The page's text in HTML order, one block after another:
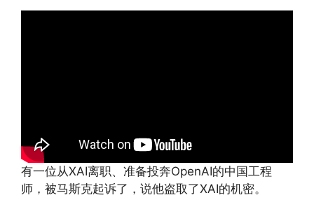
有一位从XAI离职、准备投奔OpenAI的中国工程
师，被马斯克起诉了，说他盗取了XAI的机密。